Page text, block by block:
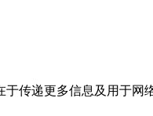
传递更多信息及用于